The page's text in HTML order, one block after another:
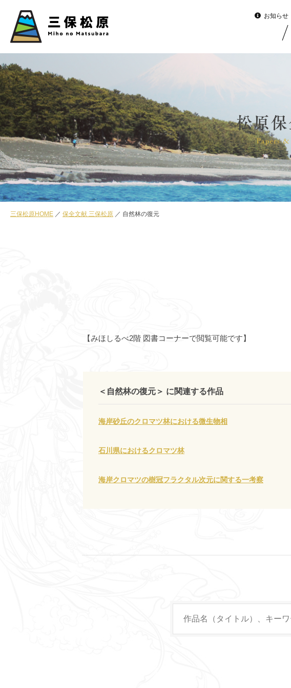
お知らせ
三保松原HOME 保全文献 三保松原 自然林の復元
【みほしるべ2階 図書コーナーで閲覧可能です】
＜自然林の復元＞ に関連する作品
海岸砂丘のクロマツ林における微生物相
石川県におけるクロマツ林
海岸クロマツの樹冠フラクタル次元に関する一考察